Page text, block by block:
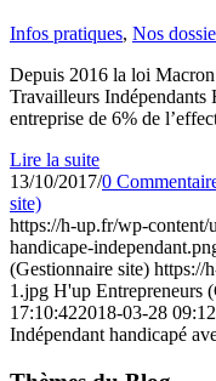
Infos pratiques, Nos
Depuis 2016 la loi Macron
Travailleurs Indépendants
entreprise de 6% de
Lire la suite
13/10/2017/0
site)
https://h-up.fr/wp-content/
handicape-
(Gestionnaire site) https://
1.jpg H'up Entrepreneurs
17:10:422018-03-28
Indépendant handicapé